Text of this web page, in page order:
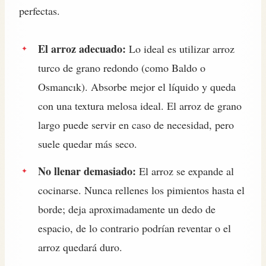
perfectas.
El arroz adecuado: Lo ideal es utilizar arroz
turco de grano redondo (como Baldo o
Osmancık). Absorbe mejor el líquido y queda
con una textura melosa ideal. El arroz de grano
largo puede servir en caso de necesidad, pero
suele quedar más seco.
No llenar demasiado: El arroz se expande al
cocinarse. Nunca rellenes los pimientos hasta el
borde; deja aproximadamente un dedo de
espacio, de lo contrario podrían reventar o el
arroz quedará duro.